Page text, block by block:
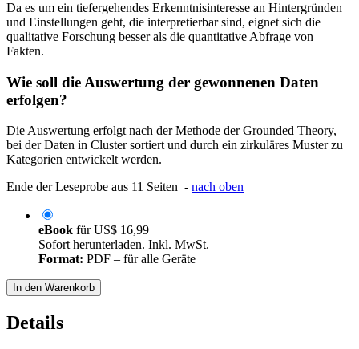
Da es um ein tiefergehendes Erkenntnisinteresse an Hintergründen
und Einstellungen geht, die interpretierbar sind, eignet sich die
qualitative Forschung besser als die quantitative Abfrage von
Fakten.
Wie soll die Auswertung der gewonnenen Daten
erfolgen?
Die Auswertung erfolgt nach der Methode der Grounded Theory,
bei der Daten in Cluster sortiert und durch ein zirkuläres Muster zu
Kategorien entwickelt werden.
Ende der Leseprobe aus 11 Seiten - nach oben
eBook fürUS$ 16,99
Sofort herunterladen. Inkl. MwSt.
Format: PDF – für alle Geräte
In den Warenkorb
Details